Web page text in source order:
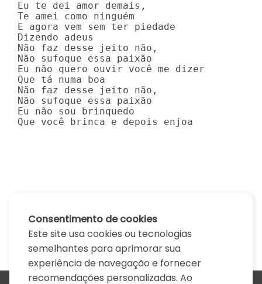
Eu te dei amor demais,
Te amei como ninguém
E agora vem sem ter piedade
Dizendo adeus
Não faz desse jeito não,
Não sufoque essa paixão
Eu não quero ouvir você me dizer
Que tá numa boa
Não faz desse jeito não,
Não sufoque essa paixão
Eu não sou brinquedo
Que você brinca e depois enjoa
Consentimento de cookies
Este site usa cookies ou tecnologias
semelhantes para aprimorar sua
experiência de navegação e fornecer
recomendações personalizadas. Ao